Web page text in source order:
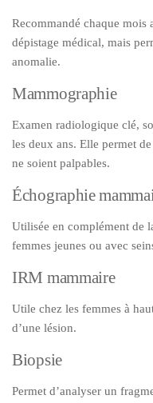
Recommandé chaque mois
dépistage médical, mais
anomalie.
Mammographie
Examen radiologique clé,
les deux ans. Elle permet
ne soient palpables.
Échographie
Utilisée en complément de
femmes jeunes ou avec
IRM mammaire
Utile chez les femmes à
d’une lésion.
Biopsie
Permet d’analyser un